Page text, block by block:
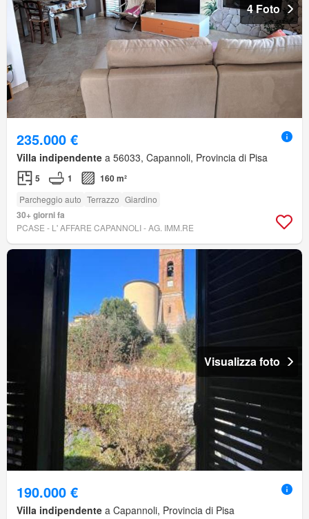
4 Foto
235.000 €
Villa indipendente a 56033, Capannoli, Provincia di Pisa
5 1 160 m²
Parcheggio auto Terrazzo Giardino
30+ giorni fa
PCASE - L' AFFARE CAPANNOLI - AG. IMM.RE
Visualizza foto
190.000 €
Villa indipendente a Capannoli, Provincia di Pisa